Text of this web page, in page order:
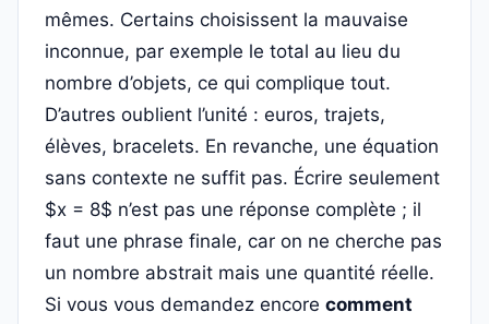
mêmes. Certains choisissent la mauvaise
inconnue, par exemple le total au lieu du
nombre d’objets, ce qui complique tout.
D’autres oublient l’unité : euros, trajets,
élèves, bracelets. En revanche, une équation
sans contexte ne suffit pas. Écrire seulement
$x = 8$ n’est pas une réponse complète ; il
faut une phrase finale, car on ne cherche pas
un nombre abstrait mais une quantité réelle.
Si vous vous demandez encore comment